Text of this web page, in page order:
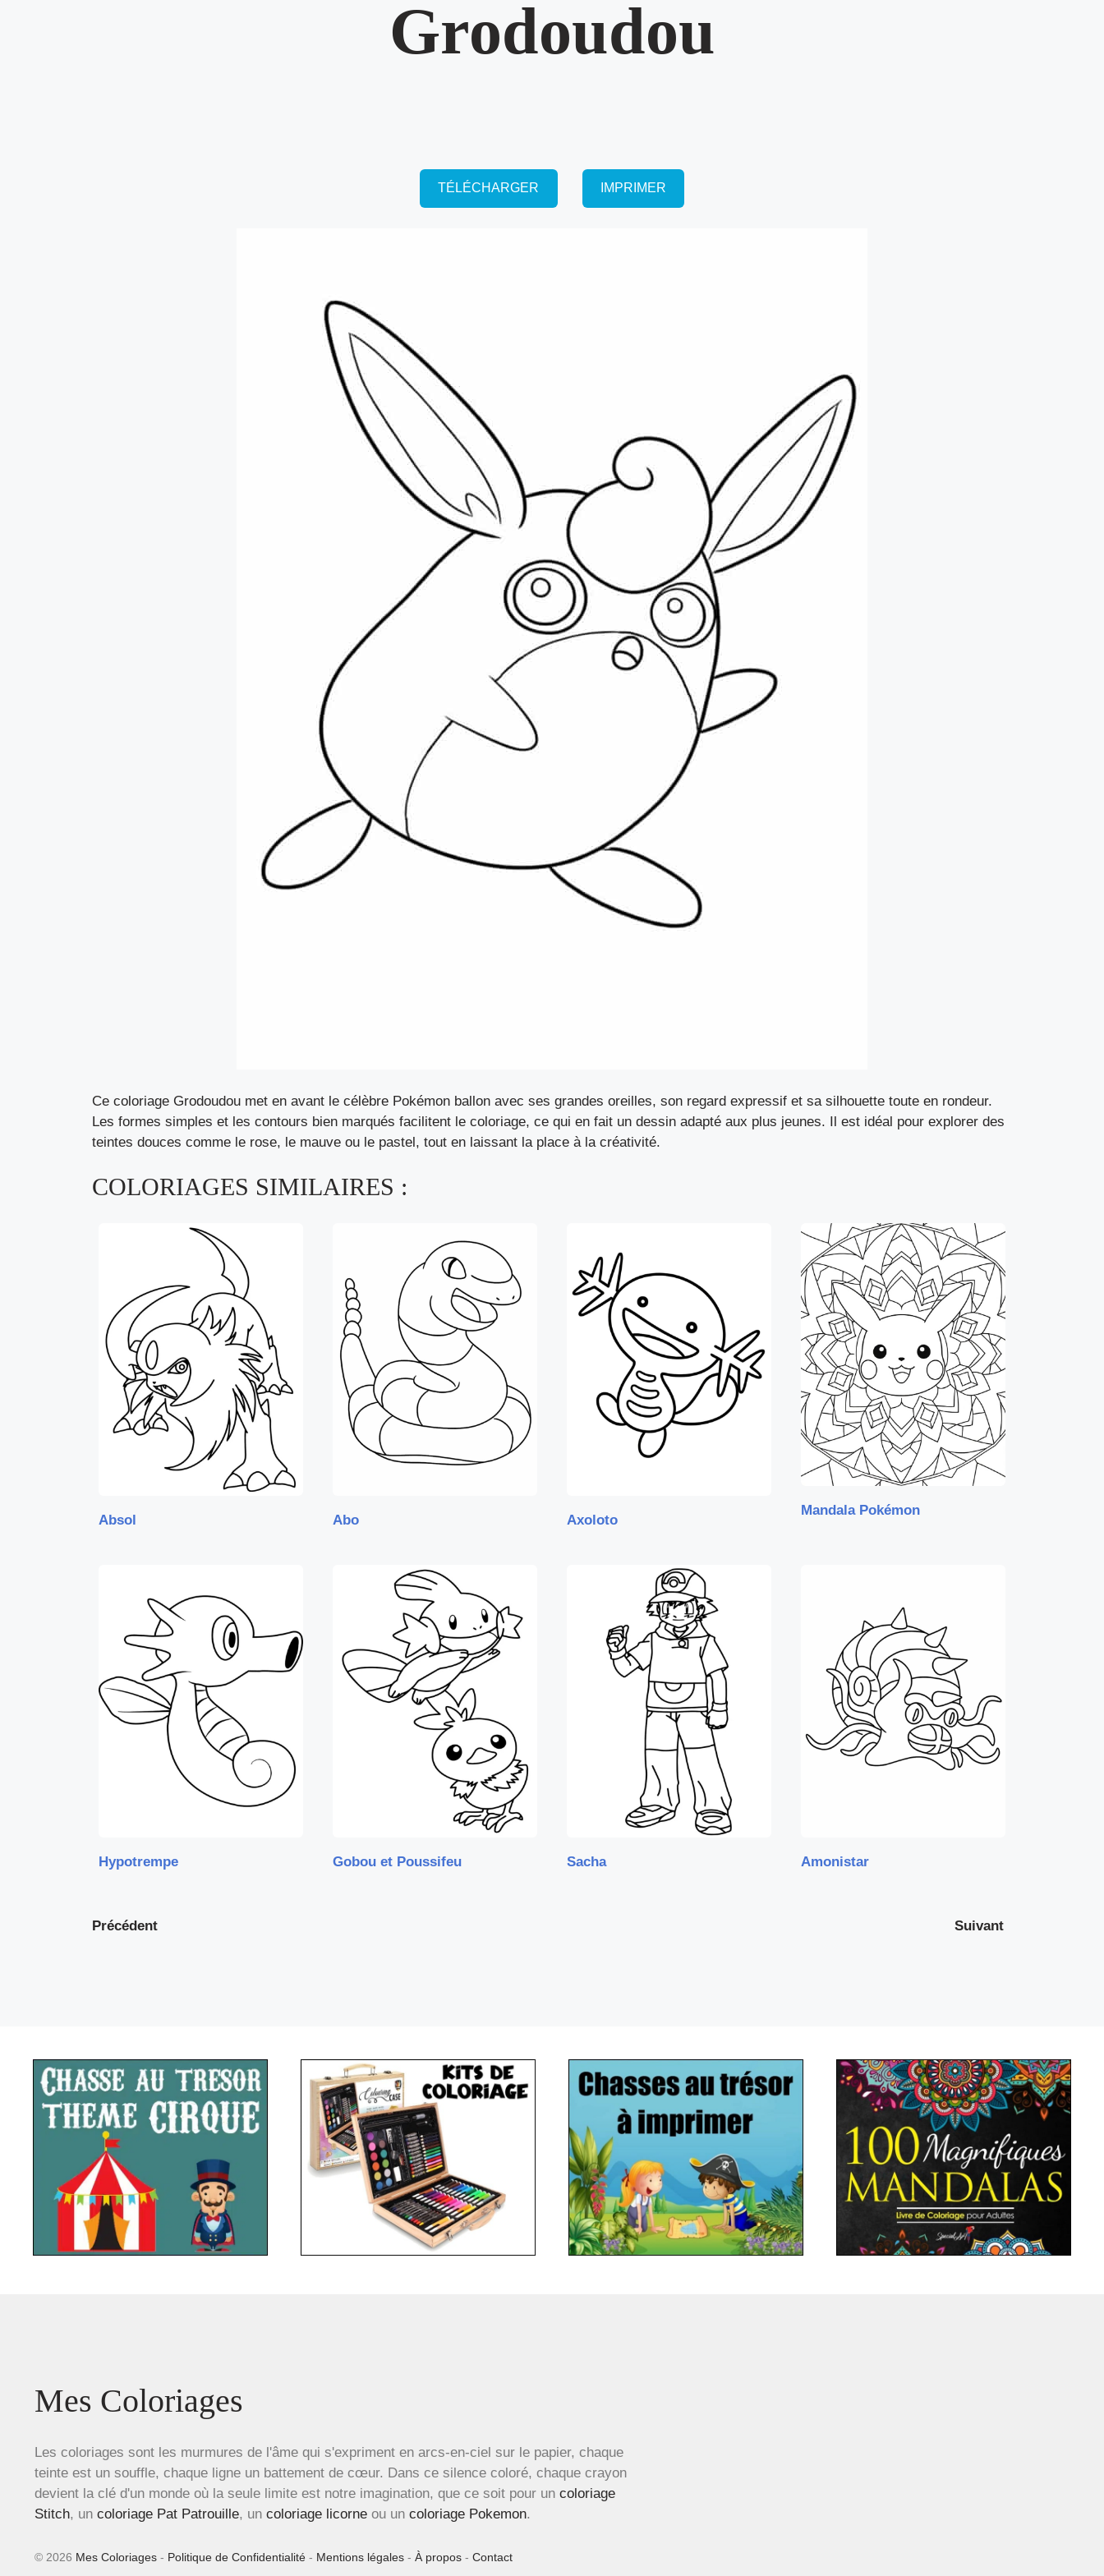
Grodoudou
TÉLÉCHARGER IMPRIMER
Ce coloriage Grodoudou met en avant le célèbre Pokémon ballon avec ses grandes oreilles, son regard expressif et sa silhouette toute en rondeur.
Les formes simples et les contours bien marqués facilitent le coloriage, ce qui en fait un dessin adapté aux plus jeunes. Il est idéal pour explorer des
teintes douces comme le rose, le mauve ou le pastel, tout en laissant la place à la créativité.
COLORIAGES SIMILAIRES :
Absol Abo Axoloto
Mandala Pokémon
Hypotrempe Gobou et Poussifeu Sacha Amonistar
Précédent Suivant
Mes Coloriages
Les coloriages sont les murmures de l'âme qui s'expriment en arcs-en-ciel sur le papier, chaque
teinte est un souffle, chaque ligne un battement de cœur. Dans ce silence coloré, chaque crayon
devient la clé d'un monde où la seule limite est notre imagination, que ce soit pour un coloriage
Stitch, un coloriage Pat Patrouille, un coloriage licorne ou un coloriage Pokemon.
© 2026 Mes Coloriages - Politique de Confidentialité - Mentions légales - À propos - Contact